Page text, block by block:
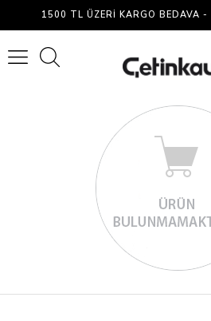
1500 TL ÜZERI KARGO BEDAVA -
Kase